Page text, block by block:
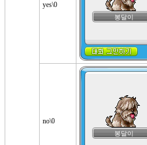
yes\0
봉달이
no\0
봉달이